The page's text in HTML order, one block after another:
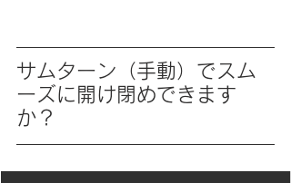
サムターン（手動）でスム
ーズに開け閉めできます
か？